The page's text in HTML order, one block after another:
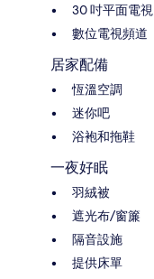
30 吋平面電視
數位電視頻道
居家配備
恆溫空調
迷你吧
浴袍和拖鞋
一夜好眠
羽絨被
遮光布/窗簾
隔音設施
提供床單